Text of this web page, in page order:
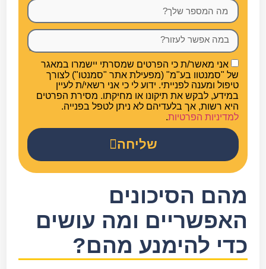
אני מאשר/ת כי הפרטים שמסרתי יישמרו במאגר
של "סמנטוו בע"מ" (מפעילת אתר "סמנטו") לצורך
טיפול ומענה לפנייתי. ידוע לי כי אני רשאי/ת לעיין
במידע, לבקש את תיקונו או מחיקתו. מסירת הפרטים
היא רשות, אך בלעדיהם לא ניתן לטפל בפנייה.
למדיניות הפרטיות.
שליחה
מהם הסיכונים
האפשריים ומה עושים
כדי להימנע מהם?